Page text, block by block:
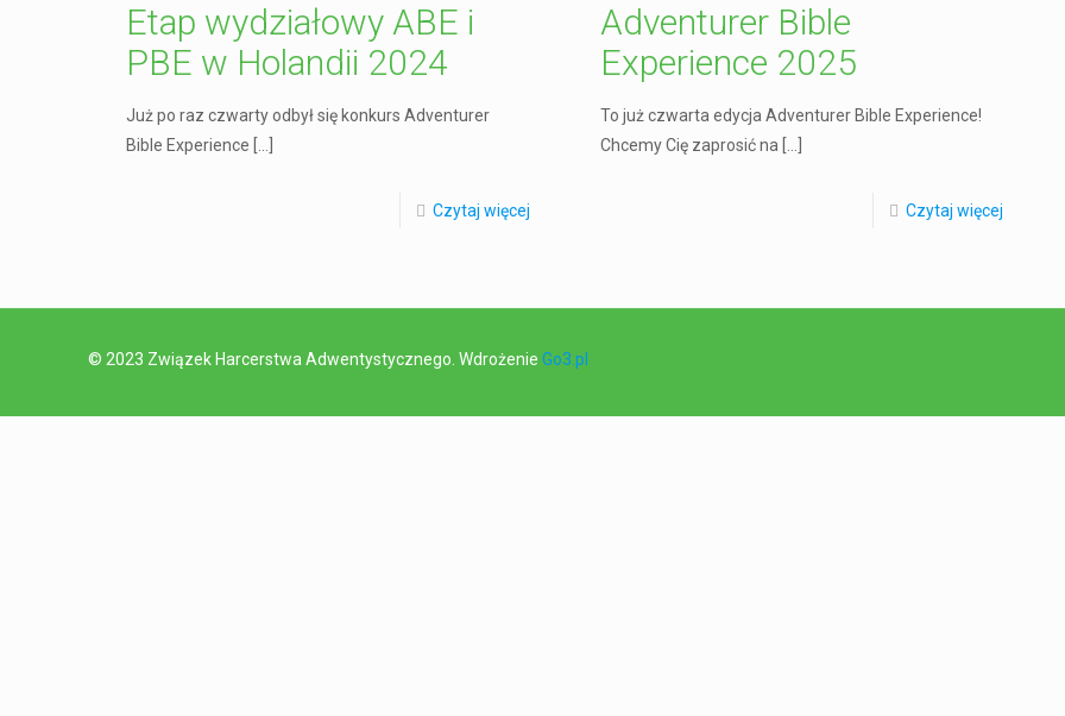
Etap wydziałowy ABE i
PBE w Holandii 2024
Już po raz czwarty odbył się konkurs Adventurer
Bible Experience
Czytaj więcej
Adventurer Bible
Experience 2025
To już czwarta edycja Adventurer Bible Experience!
Chcemy Cię zaprosić na
Czytaj więcej
© 2023 Związek Harcerstwa Adwentystycznego. Wdrożenie Go3.pl